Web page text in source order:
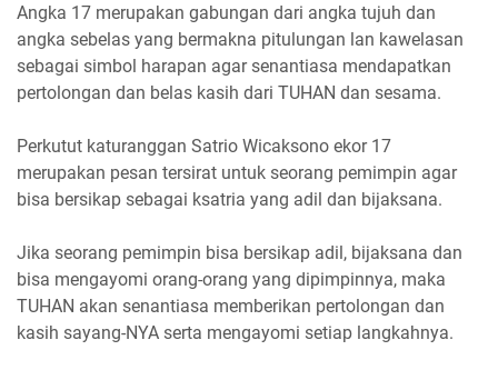
Angka 17 merupakan gabungan dari angka tujuh dan
angka sebelas yang bermakna pitulungan lan kawelasan
sebagai simbol harapan agar senantiasa mendapatkan
pertolongan dan belas kasih dari TUHAN dan sesama.
Perkutut katuranggan Satrio Wicaksono ekor 17
merupakan pesan tersirat untuk seorang pemimpin agar
bisa bersikap sebagai ksatria yang adil dan bijaksana.
Jika seorang pemimpin bisa bersikap adil, bijaksana dan
bisa mengayomi orang-orang yang dipimpinnya, maka
TUHAN akan senantiasa memberikan pertolongan dan
kasih sayang-NYA serta mengayomi setiap langkahnya.